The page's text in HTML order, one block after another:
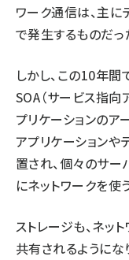
ワーク通信は、主に
で発生するものだっ
しかし、この10年間
SOA（サービス指向
プリケーションのア
アプリケーションや
置され、個々のサ
にネットワークを使
ストレージも、ネッ
共有されるようにな